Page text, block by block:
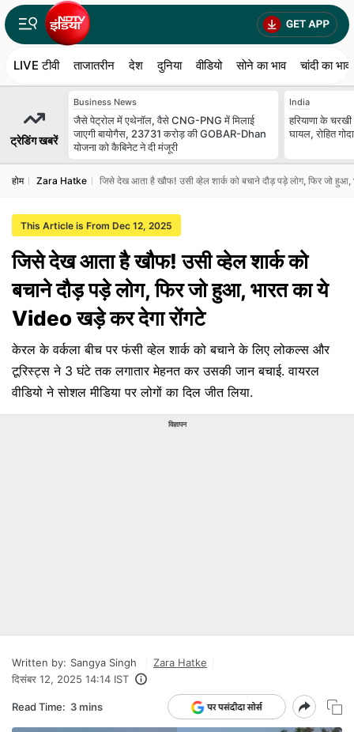
LIVE टीवी ताजातरीन देश दुनिया वीडियो सोने का भाव चांदी का भाव
ट्रेडिंग खबरें
Business News
जैसे पेट्रोल में एथेनॉल, वैसे CNG-PNG में मिलाई
जाएगी बायोगैस, 23731 करोड़ की GOBAR-Dhan
योजना को कैबिनेट ने दी मंजूरी
India
हरियाणा के
घायल, रोहित
होम Zara Hatke जिसे देख आता है खौफ! उसी व्हेल शार्क को बचाने दौड़ पड़े लोग, फिर जो
This Article is From Dec 12, 2025
जिसे देख आता है खौफ! उसी व्हेल शार्क को
बचाने दौड़ पड़े लोग, फिर जो हुआ, भारत का ये
Video खड़े कर देगा रोंगटे
केरल के वर्कला बीच पर फंसी व्हेल शार्क को बचाने के लिए लोकल्स और
टूरिस्ट्स ने 3 घंटे तक लगातार मेहनत कर उसकी जान बचाई. वायरल
वीडियो ने सोशल मीडिया पर लोगों का दिल जीत लिया.
विज्ञापन
Written by: Sangya Singh
Zara Hatke
दिसंबर 12, 2025 14:14 IST
Read Time: 3 mins